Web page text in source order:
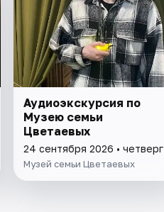
Аудиоэкскурсия по
Музею семьи
Цветаевых
24 сентября 2026 • четверг
Музей семьи Цветаевых